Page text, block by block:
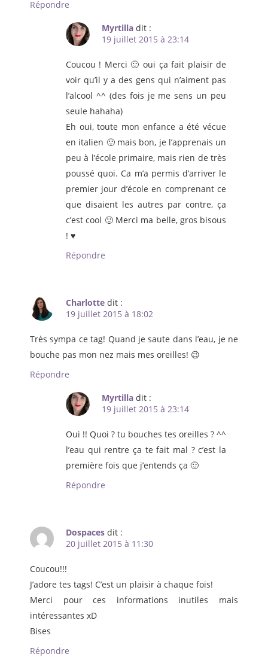
Répondre
Myrtilla dit :
19 juillet 2015 à 23:14
Coucou ! Merci 🙂 oui ça fait plaisir de
voir qu’il y a des gens qui n’aiment pas
l’alcool ^^ (des fois je me sens un peu
seule hahaha)
Eh oui, toute mon enfance a été vécue
en italien 🙂 mais bon, je l’apprenais un
peu à l’école primaire, mais rien de très
poussé quoi. Ca m’a permis d’arriver le
premier jour d’école en comprenant ce
que disaient les autres par contre, ça
c’est cool 🙂 Merci ma belle, gros bisous
! ♥
Répondre
Charlotte dit :
19 juillet 2015 à 18:02
Très sympa ce tag! Quand je saute dans l’eau, je ne
bouche pas mon nez mais mes oreilles! 😉
Répondre
Myrtilla dit :
19 juillet 2015 à 23:14
Oui !! Quoi ? tu bouches tes oreilles ? ^^
l’eau qui rentre ça te fait mal ? c’est la
première fois que j’entends ça 🙂
Répondre
Dospaces dit :
20 juillet 2015 à 11:30
Coucou!!!
J’adore tes tags! C’est un plaisir à chaque fois!
Merci pour ces informations inutiles mais
intéressantes xD
Bises
Répondre